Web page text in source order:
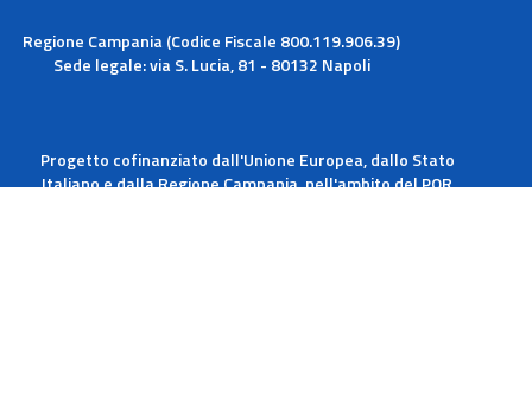
Regione Campania (Codice Fiscale 800.119.906.39)
Sede legale: via S. Lucia, 81 - 80132 Napoli
Progetto cofinanziato dall'Unione Europea, dallo Stato
Italiano e dalla Regione Campania, nell'ambito del POR